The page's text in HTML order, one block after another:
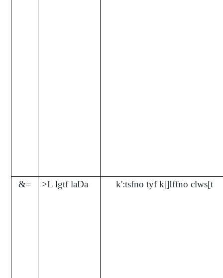
&= >L lgtf laDa k':tsfno tyf k|]Iffno clws[t